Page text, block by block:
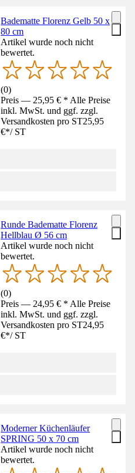
Badematte Florenz Gelb 50 x
80 cm
Artikel wurde noch nicht
bewertet.
(0)
Preis — 25,95 € * Alle Preise
inkl. MwSt. und ggf. zzgl.
Versandkosten pro ST25,95
€*/ ST
Runde Badematte Florenz
Hellblau Ø 56 cm
Artikel wurde noch nicht
bewertet.
(0)
Preis — 24,95 € * Alle Preise
inkl. MwSt. und ggf. zzgl.
Versandkosten pro ST24,95
€*/ ST
Moderner Küchenläufer
SPRING 50 x 70 cm
Artikel wurde noch nicht
bewertet.